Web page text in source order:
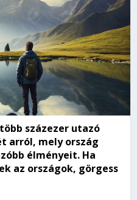
százezer utazó
arról, mely ország
élményeit. Ha
az országok, görgess